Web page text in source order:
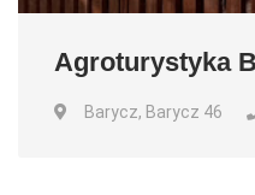
Agroturystyka
Barycz, Barycz 46